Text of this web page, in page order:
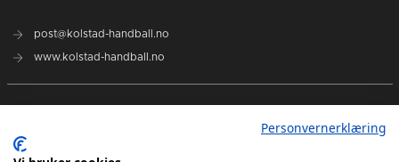
post@kolstad-handball.no
www.kolstad-handball.no
Om Kolstad Håndball
Personvernerklæring